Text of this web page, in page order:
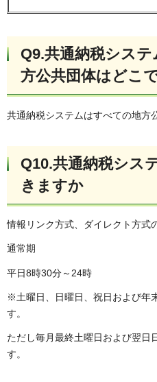
Q9.共通納税シス
方公共団体はどこ
共通納税システムはすべての地方
Q10.共通納税シス
きますか
情報リンク方式、ダイレクト方式
通常期
平日8時30分～24時
※土曜日、日曜日、祝日および年
す。
ただし毎月最終土曜日および翌日
す。